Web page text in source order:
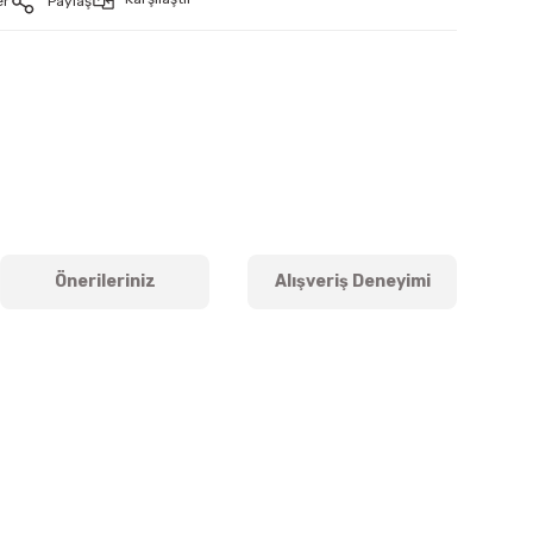
Önerileriniz Alışveriş Deneyimi